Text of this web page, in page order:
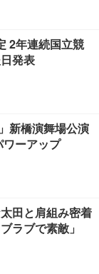
2年連続国立競
発表
新橋演舞場公演
ーアップ
田と肩組み密着
ラブで素敵」